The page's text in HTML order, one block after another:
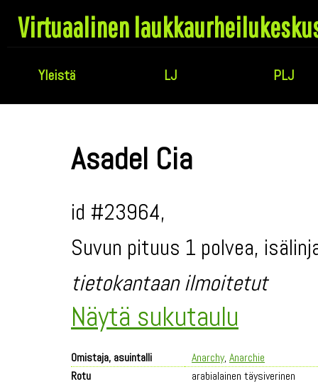
Virtuaalinen
Yleistä LJ PLJ
Asadel Cia
id #23964,
Suvun pituus 1 polvea,
tietokantaan ilmoitetut
Näytä sukutaulu
Omistaja, asuintalli Anarchy, Anarchie
Rotu
arabialainen täysiverinen